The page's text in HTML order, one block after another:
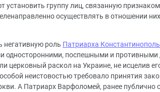
установить группу лиц, связанную
осуществлять в отношении
негативную роль Патриарха
односторонними, поспешными и противными
церковный раскол на Украине, не исцелив
неистовостью требовало принятия
А Патриарх Варфоломей, ранее публично